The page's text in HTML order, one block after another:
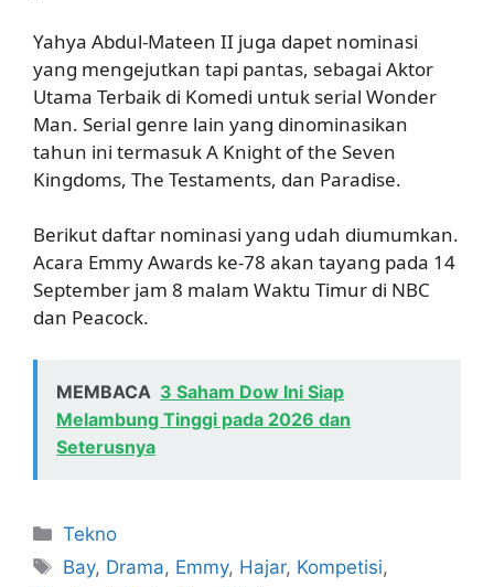
Yahya Abdul-Mateen II juga dapet nominasi
yang mengejutkan tapi pantas, sebagai Aktor
Utama Terbaik di Komedi untuk serial Wonder
Man. Serial genre lain yang dinominasikan
tahun ini termasuk A Knight of the Seven
Kingdoms, The Testaments, dan Paradise.
Berikut daftar nominasi yang udah diumumkan.
Acara Emmy Awards ke-78 akan tayang pada 14
September jam 8 malam Waktu Timur di NBC
dan Peacock.
MEMBACA 3 Saham Dow Ini Siap
Melambung Tinggi pada 2026 dan
Seterusnya
Kategori
Tekno
Tag
Bay, Drama, Emmy, Hajar, Kompetisi,